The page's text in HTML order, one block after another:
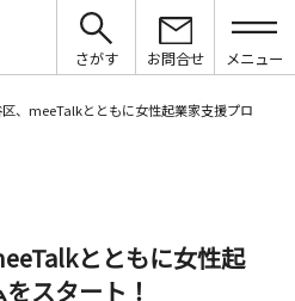
さがす お問合せ メニュー
、meeTalkとともに女性起業家支援プロ
とともに女性起
スタート！